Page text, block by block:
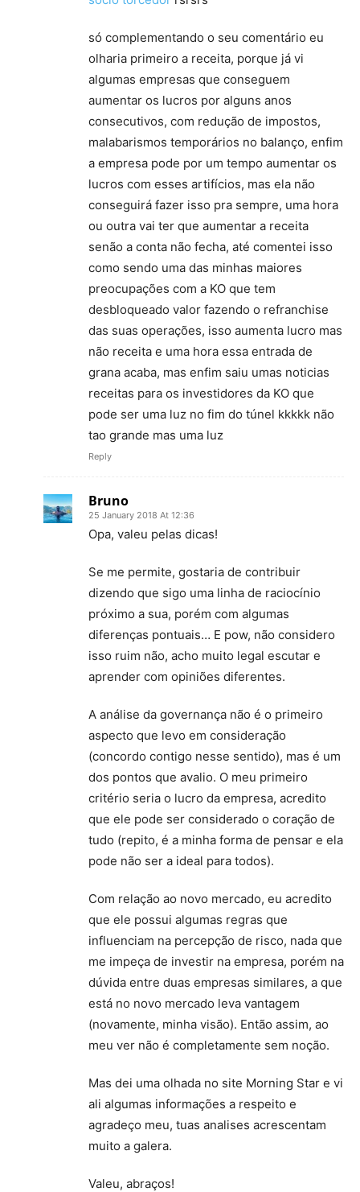
só complementando o seu comentário eu
olharia primeiro a receita, porque já vi
algumas empresas que conseguem
aumentar os lucros por alguns anos
consecutivos, com redução de impostos,
malabarismos temporários no balanço, enfim
a empresa pode por um tempo aumentar os
lucros com esses artifícios, mas ela não
conseguirá fazer isso pra sempre, uma hora
ou outra vai ter que aumentar a receita
senão a conta não fecha, até comentei isso
como sendo uma das minhas maiores
preocupações com a KO que tem
desbloqueado valor fazendo o refranchise
das suas operações, isso aumenta lucro mas
não receita e uma hora essa entrada de
grana acaba, mas enfim saiu umas noticias
receitas para os investidores da KO que
pode ser uma luz no fim do túnel kkkkk não
tao grande mas uma luz
Reply
Bruno
25 January 2018 At 12:36
Opa, valeu pelas dicas!
Se me permite, gostaria de contribuir
dizendo que sigo uma linha de raciocínio
próximo a sua, porém com algumas
diferenças pontuais… E pow, não considero
isso ruim não, acho muito legal escutar e
aprender com opiniões diferentes.
A análise da governança não é o primeiro
aspecto que levo em consideração
(concordo contigo nesse sentido), mas é um
dos pontos que avalio. O meu primeiro
critério seria o lucro da empresa, acredito
que ele pode ser considerado o coração de
tudo (repito, é a minha forma de pensar e ela
pode não ser a ideal para todos).
Com relação ao novo mercado, eu acredito
que ele possui algumas regras que
influenciam na percepção de risco, nada que
me impeça de investir na empresa, porém na
dúvida entre duas empresas similares, a que
está no novo mercado leva vantagem
(novamente, minha visão). Então assim, ao
meu ver não é completamente sem noção.
Mas dei uma olhada no site Morning Star e vi
ali algumas informações a respeito e
agradeço meu, tuas analises acrescentam
muito a galera.
Valeu, abraços!